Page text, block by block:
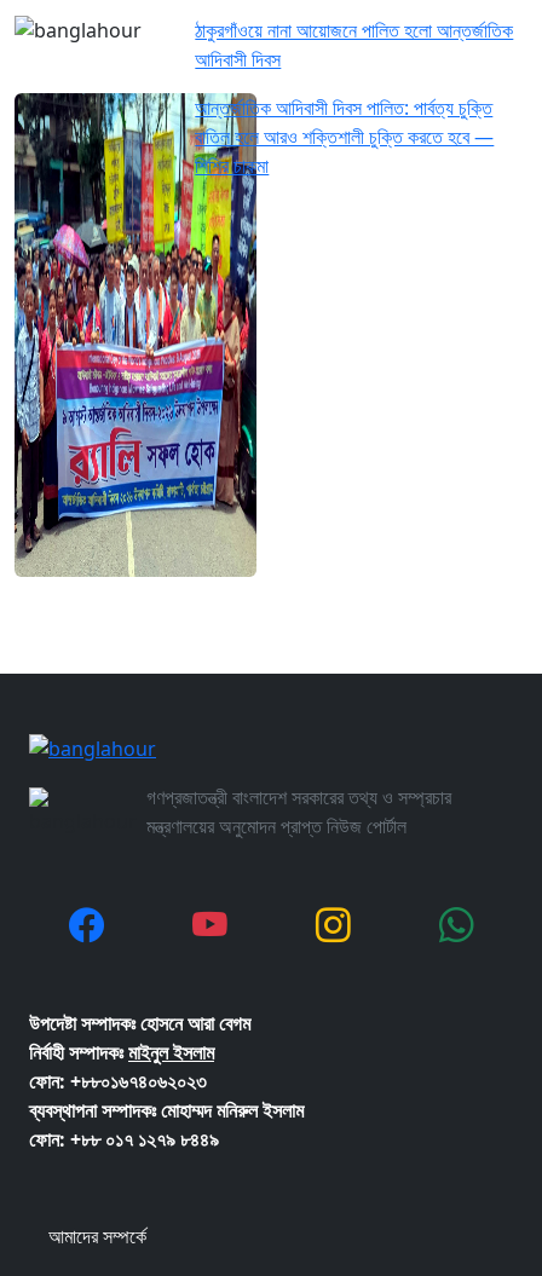
ঠাকুরগাঁওয়ে নানা আয়োজনে পালিত হলো আন্তর্জাতিক
আদিবাসী দিবস
আন্তর্জাতিক আদিবাসী দিবস পালিত: পার্বত্য চুক্তি
বাতিল হলে আরও শক্তিশালী চুক্তি করতে হবে —
শিশির চাকমা
গণপ্রজাতন্ত্রী বাংলাদেশ সরকারের তথ্য ও সম্প্রচার
মন্ত্রণালয়ের অনুমোদন প্রাপ্ত নিউজ পোর্টাল
উপদেষ্টা সম্পাদকঃ হোসনে আরা বেগম
নির্বাহী সম্পাদকঃমাইনুল ইসলাম
ফোন: +৮৮০১৬৭৪০৬২০২৩
ব্যবস্থাপনা সম্পাদকঃ মোহাম্মদ মনিরুল ইসলাম
ফোন: +৮৮ ০১৭ ১২৭৯ ৮৪৪৯
আমাদের সম্পর্কে